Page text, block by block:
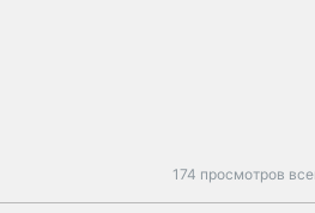
174 просмотров